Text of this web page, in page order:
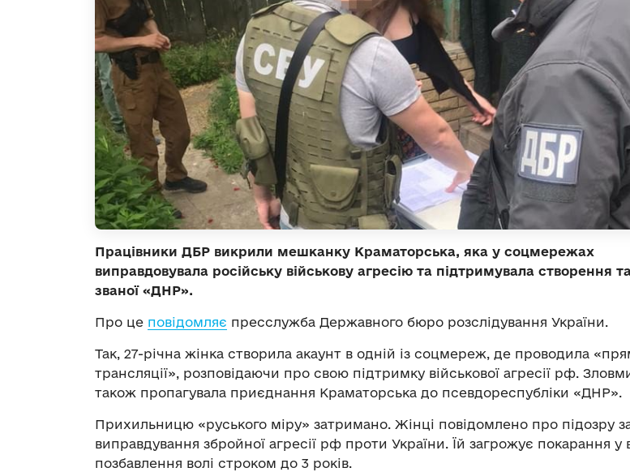
Працівники ДБР викрили мешканку Краматорська, яка у соцмережах
виправдовувала російську військову агресію та підтримувала створення
званої «ДНР».
Про це повідомляє пресслужба Державного бюро розслідування України.
Так, 27-річна жінка створила акаунт в одній із соцмереж, де проводила
трансляції», розповідаючи про свою підтримку військової агресії рф.
також пропагувала приєднання Краматорська до псевдореспубліки «ДНР».
Прихильницю «руського міру» затримано. Жінці повідомлено про підозру
виправдування збройної агресії рф проти України. Їй загрожує покарання у
позбавлення волі строком до 3 років.